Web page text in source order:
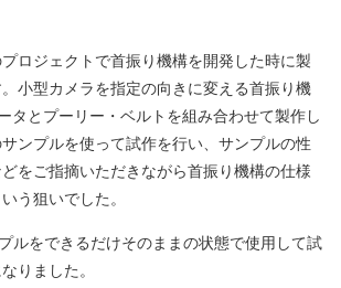
ロジェクトで首振り機構を開発した時に製
小型カメラを指定の向きに変える首振り機
タとプーリー・ベルトを組み合わせて製作し
ンプルを使って試作を行い、サンプルの性
をご指摘いただきながら首振り機構の仕様
う狙いでした。
ルをできるだけそのままの状態で使用して試
りました。